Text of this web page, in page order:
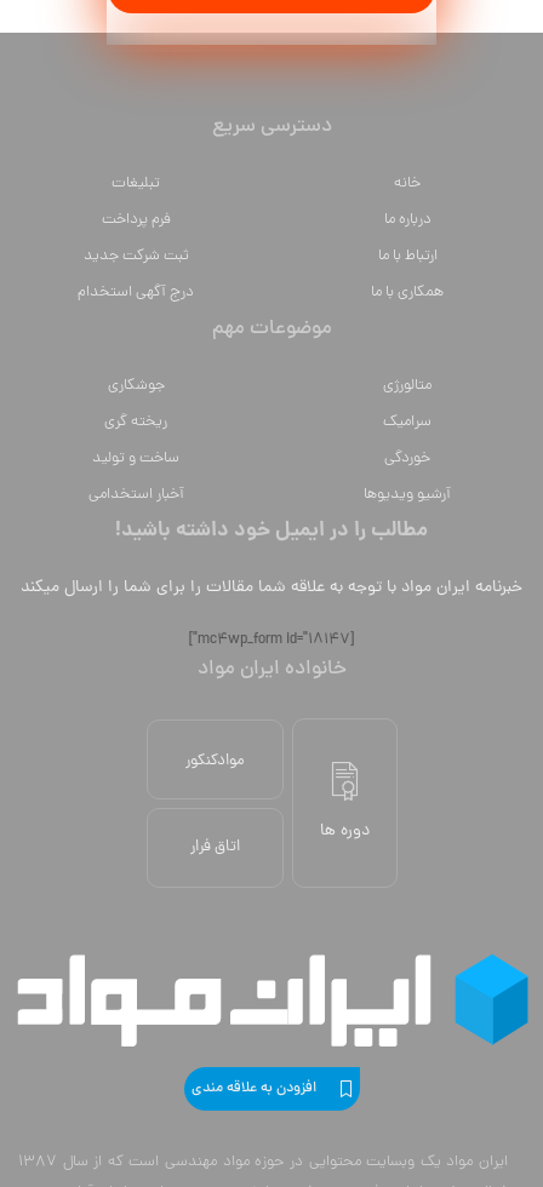
دسترسی سریع
خانه
تبلیغات
درباره ما
فرم پرداخت
ارتباط با ما
ثبت شرکت جدید
همکاری با ما
درج آگهی استخدام
موضوعات مهم
متالورژي
جوشکاری
سراميك
ریخته گری
خوردگی
ساخت و تولید
آرشیو ویدیوها
آخبار استخدامی
مطالب را در ایمیل خود داشته باشید!
خبرنامه ایران مواد با توجه به علاقه شما مقالات را برای شما را ارسال میکند
[mc4wp_form id="18147"]
خانواده ایران مواد
دوره ها
موادکنکور
اتاق فرار
افزودن به علاقه مندی
ایران مواد یک وبسایت محتوایی در حوزه مواد مهندسی است که از سال 1387